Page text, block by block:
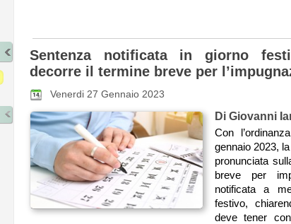
Sentenza notificata in giorno
decorre il termine breve per
Venerdi 27 Gennaio 2023
Di Giovanni
Con
gennaio 2023,
pronunciata
breve per
notificata a
festivo,
deve tener